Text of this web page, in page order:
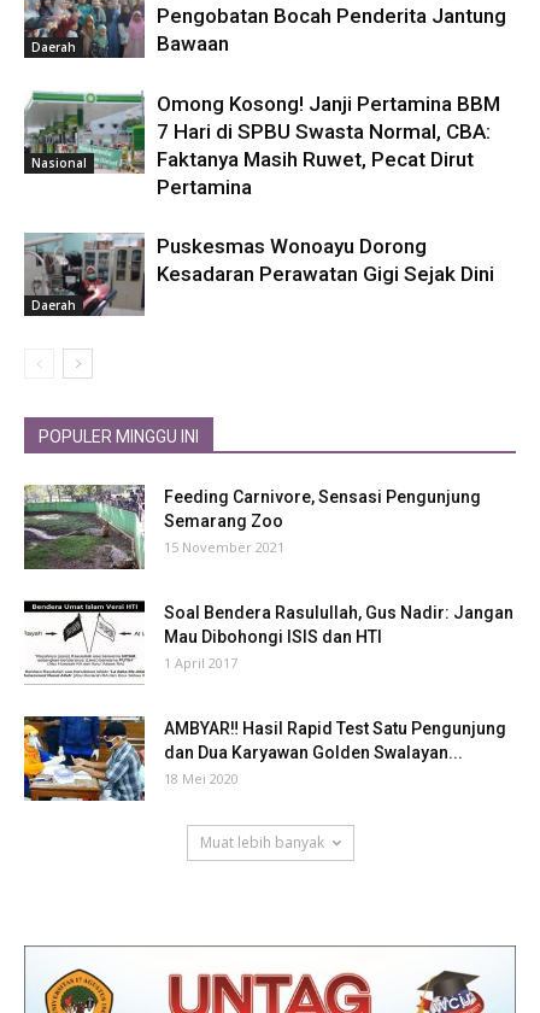
Daerah
Pengobatan Bocah Penderita Jantung
Bawaan
Nasional
Omong Kosong! Janji Pertamina BBM
7 Hari di SPBU Swasta Normal, CBA:
Faktanya Masih Ruwet, Pecat Dirut
Pertamina
Daerah
Puskesmas Wonoayu Dorong
Kesadaran Perawatan Gigi Sejak Dini
POPULER MINGGU INI
Feeding Carnivore, Sensasi Pengunjung
Semarang Zoo
15 November 2021
Soal Bendera Rasulullah, Gus Nadir: Jangan
Mau Dibohongi ISIS dan HTI
1 April 2017
AMBYAR‼ Hasil Rapid Test Satu Pengunjung
dan Dua Karyawan Golden Swalayan...
18 Mei 2020
Muat lebih banyak